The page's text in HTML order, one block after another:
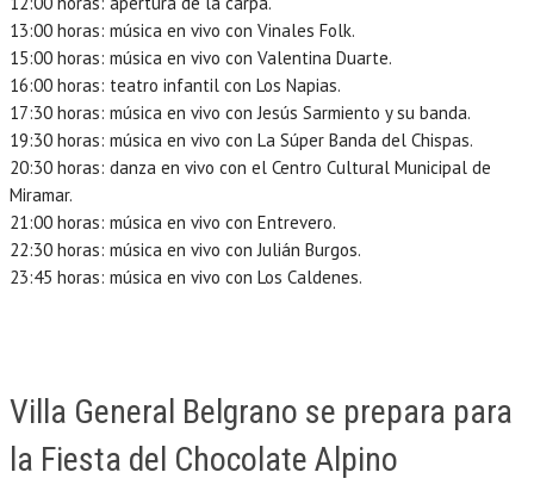
13:00 horas: música en vivo con Vinales Folk.
15:00 horas: música en vivo con Valentina Duarte.
16:00 horas: teatro infantil con Los Napias.
17:30 horas: música en vivo con Jesús Sarmiento y su banda.
19:30 horas: música en vivo con La Súper Banda del Chispas.
20:30 horas: danza en vivo con el Centro Cultural Municipal de
Miramar.
21:00 horas: música en vivo con Entrevero.
22:30 horas: música en vivo con Julián Burgos.
23:45 horas: música en vivo con Los Caldenes.
Villa General Belgrano se prepara para
la Fiesta del Chocolate Alpino